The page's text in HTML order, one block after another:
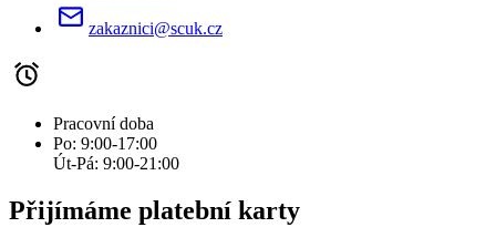
zakaznici@scuk.cz
Pracovní doba
Po: 9:00-17:00
Út-Pá: 9:00-21:00
Přijímáme platební karty